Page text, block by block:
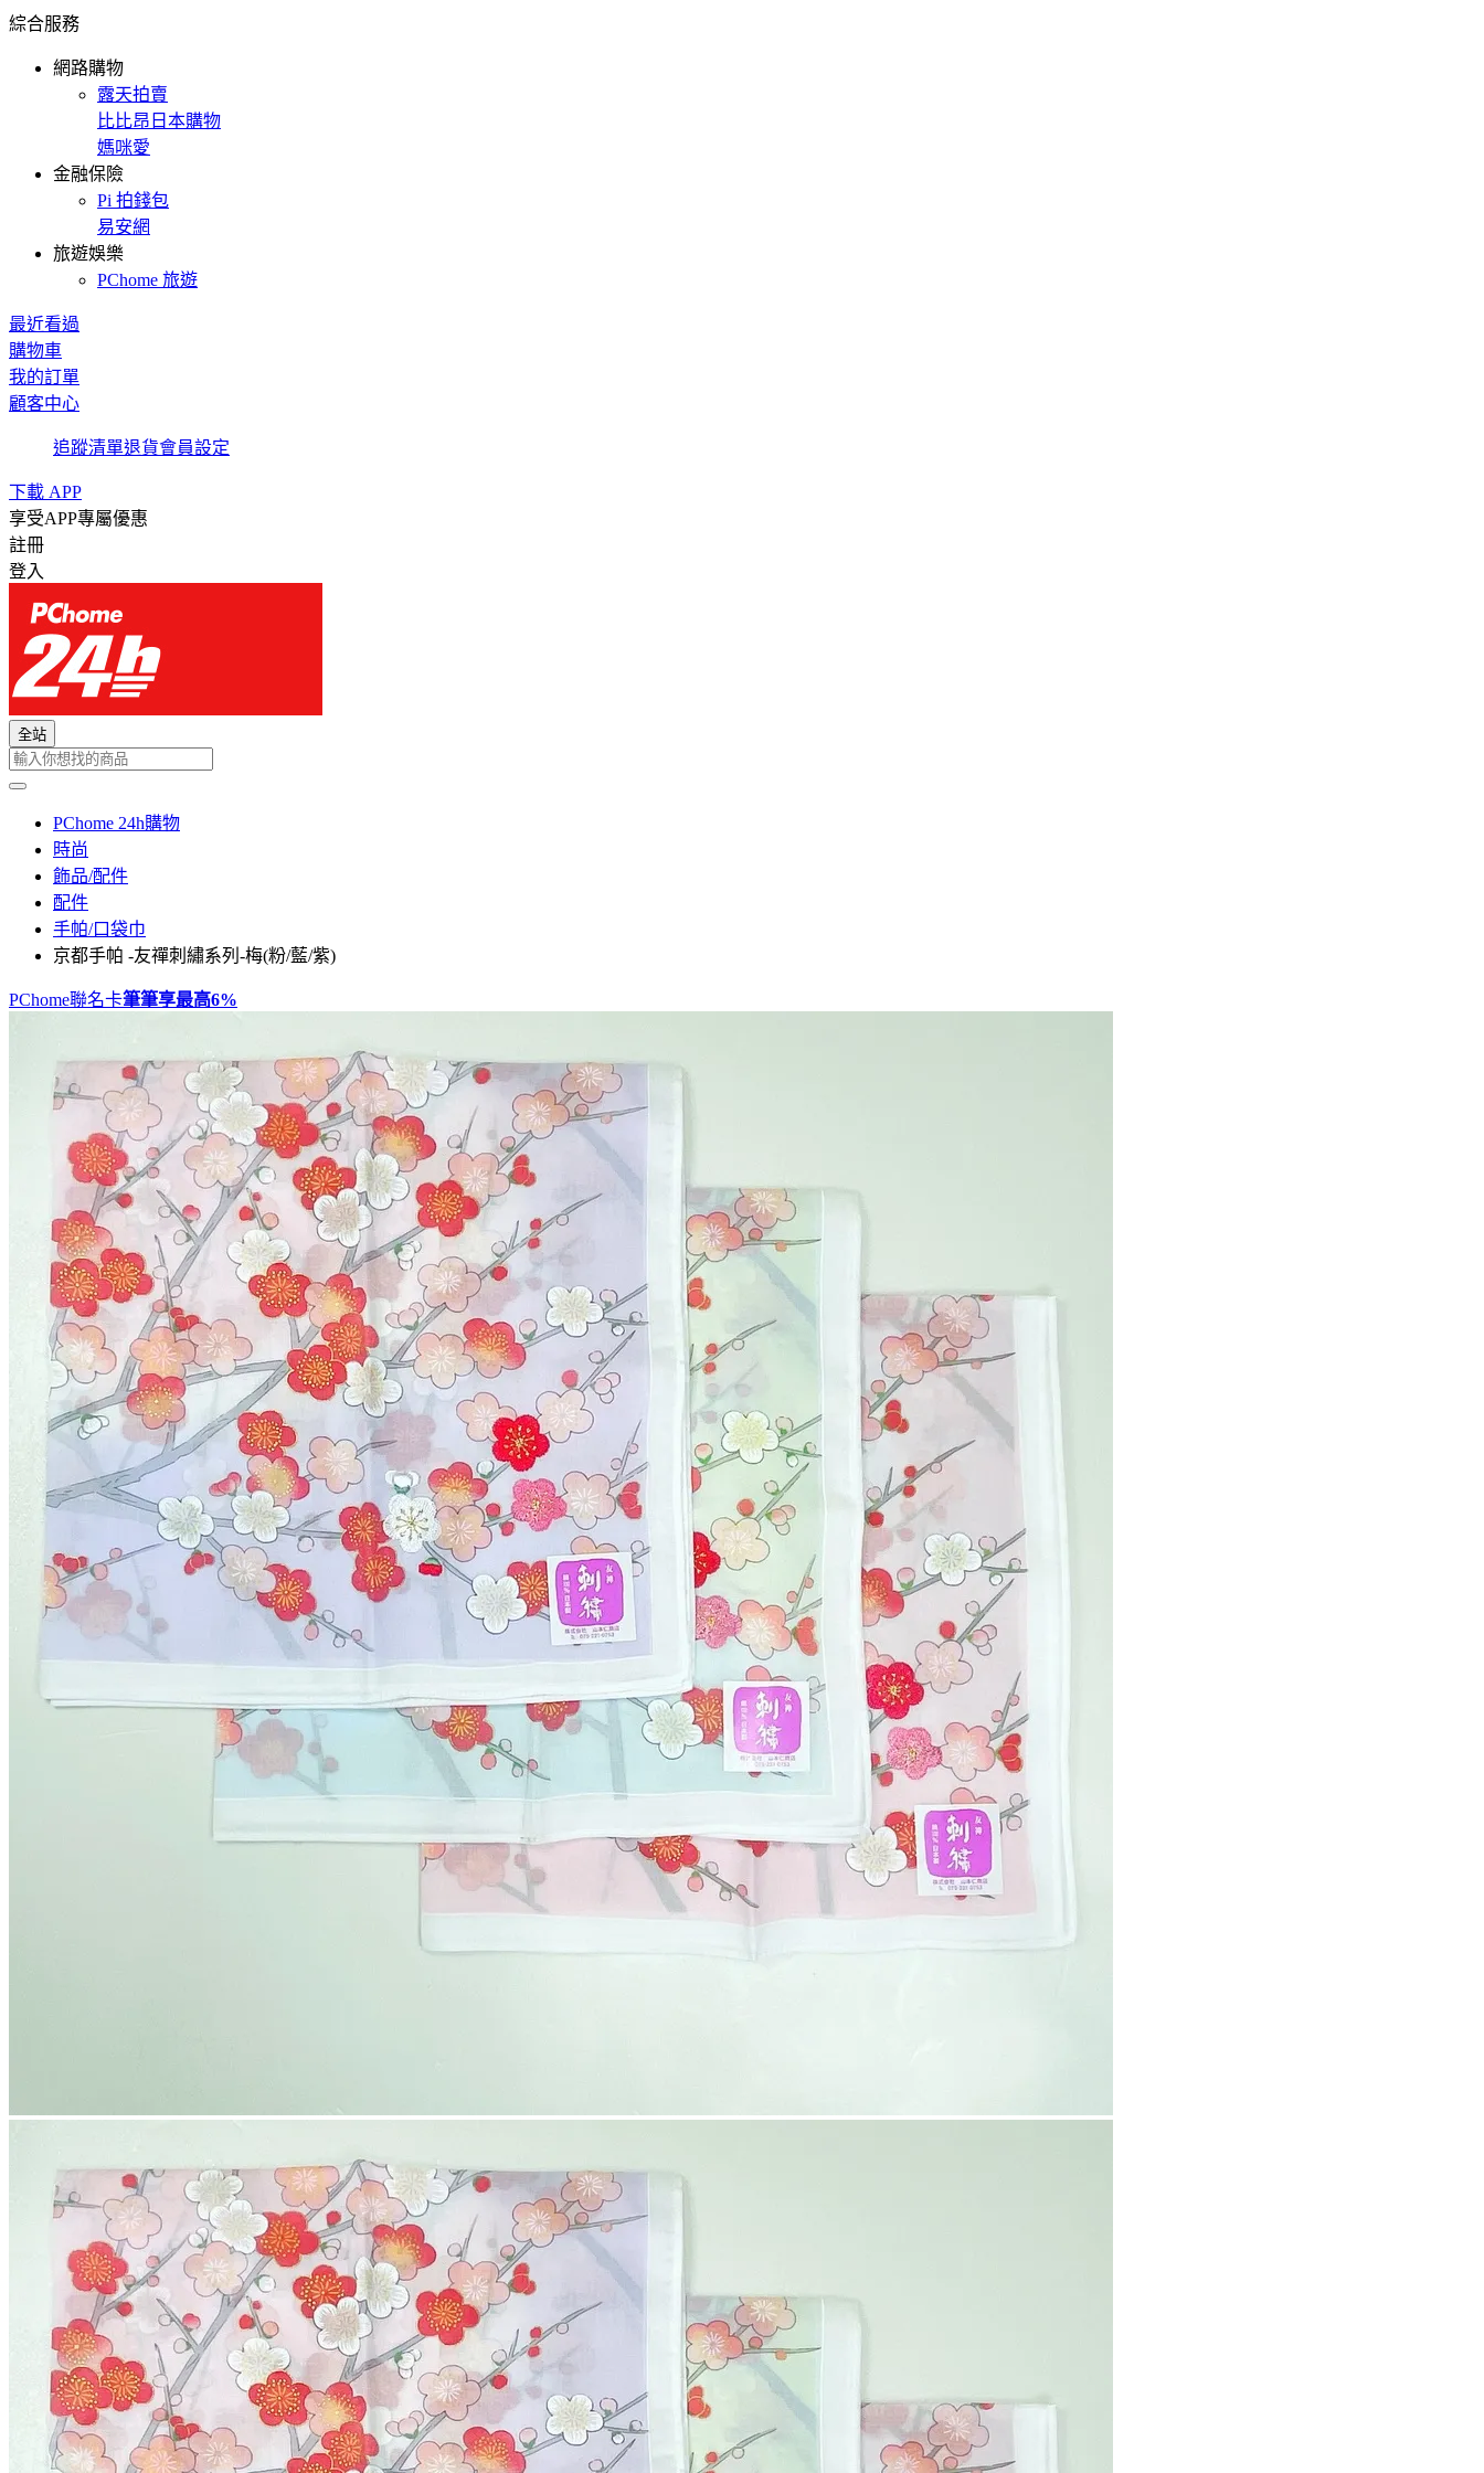
綜合服務
網路購物
露天拍賣
比比昂日本購物
媽咪愛
金融保險
Pi 拍錢包
易安網
旅遊娛樂
PChome 旅遊
最近看過
購物車
我的訂單
顧客中心
追蹤清單退貨會員設定
下載 APP
享受APP專屬優惠
註冊
登入
全站
PChome 24h購物
時尚
飾品/配件
配件
手帕/口袋巾
京都手帕 -友禪刺繡系列-梅(粉/藍/紫)
PChome聯名卡筆筆享最高6%